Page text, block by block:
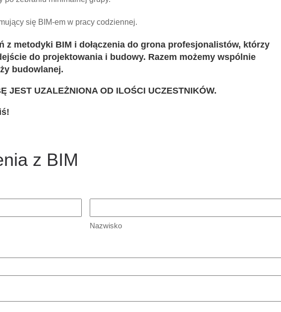
się BIM-em w pracy codziennej.
z metodyki BIM i dołączenia do grona profesjonalistów, którzy
do projektowania i budowy. Razem możemy wspólnie
budowlanej.
JEST UZALEŻNIONA OD ILOŚCI UCZESTNIKÓW.
z BIM
Nazwisko